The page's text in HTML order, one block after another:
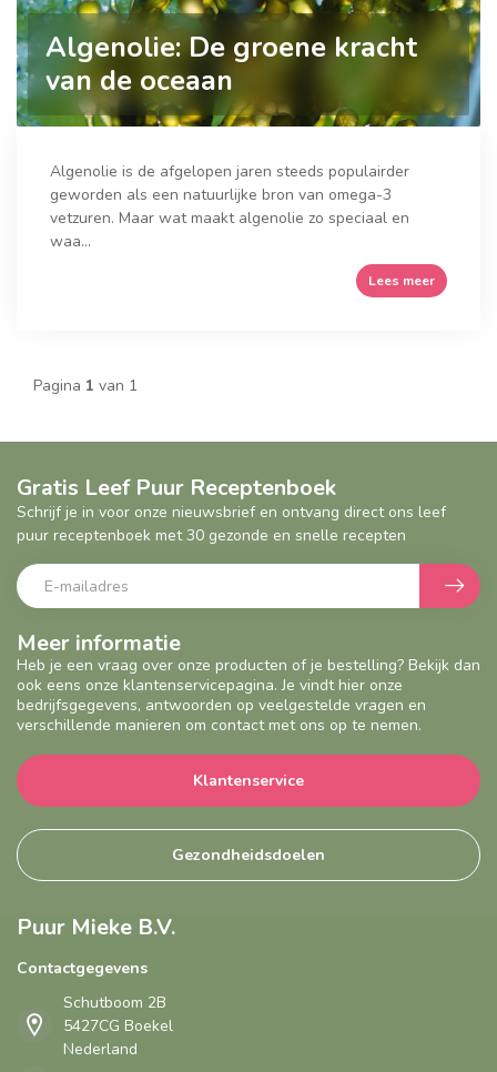
Algenolie: De groene kracht
van de oceaan
Algenolie is de afgelopen jaren steeds populairder
geworden als een natuurlijke bron van omega-3
vetzuren. Maar wat maakt algenolie zo speciaal en
waa...
Lees meer
Pagina 1 van 1
Meer informatie
Heb je een vraag over onze producten of je bestelling? Bekijk dan
ook eens onze klantenservicepagina. Je vindt hier onze
bedrijfsgegevens, antwoorden op veelgestelde vragen en
verschillende manieren om contact met ons op te nemen.
Klantenservice
Gezondheidsdoelen
Gratis Leef Puur Receptenboek
Schrijf je in voor onze nieuwsbrief en ontvang direct ons leef
puur receptenboek met 30 gezonde en snelle recepten
Puur Mieke B.V.
Contactgegevens
Schutboom 2B
5427CG Boekel
Nederland